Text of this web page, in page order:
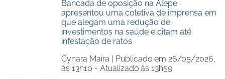
Bancada de oposição na Alepe
apresentou uma coletiva de imprensa em
que alegam uma redução de
investimentos na saúde e citam até
infestação de ratos
Cynara Maíra | Publicado em 26/05/2026,
às 13h10 - Atualizado às 13h59